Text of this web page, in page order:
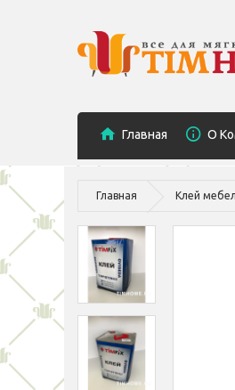
Главная O
Главная Клей